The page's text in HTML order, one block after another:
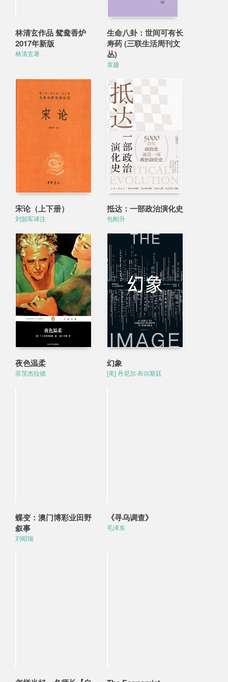
林清玄作品 鸳鸯香炉
2017年新版
林清玄著
生命八卦：世间可有长
寿药 (三联生活周刊文
丛)
袁越
宋论（上下册）
刘韶军译注
抵达：一部政治演化史
包刚升
夜色温柔
菲茨杰拉德
幻象
[美] 丹尼尔·布尔斯廷
蝶变：澳门博彩业田野
叙事
刘昭瑞
《寻乌调查》
毛泽东